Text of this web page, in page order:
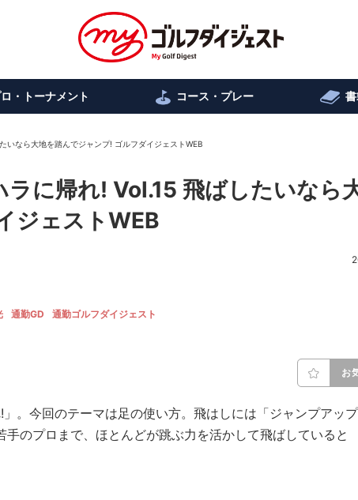
・トーナメント コース・プレー
いなら大地を踏んでジャンプ! ゴルフダイジェストWEB
ラに帰れ! Vol.15 飛ばしたいなら
ジェストWEB
通勤GD 通勤ゴルフダイジェスト
お
。今回のテーマは足の使い方。飛はしには「ジャンプアップ
のプロまで、ほとんどが跳ぶ力を活かして飛ばしていると